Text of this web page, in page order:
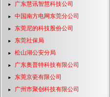
广东慧讯智慧科技公司
中国南方电网东莞分公司
东莞尼的科技股份公司
东莞社保局
松山湖公安分局
广东奥普特科技有限公司
东莞京瓷有限公司
广州市聚创科技有限公司